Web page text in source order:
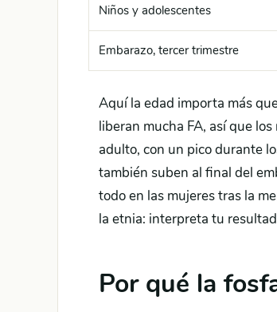
Niños y adolescentes
Embarazo, tercer trimestre
Aquí la edad importa más
liberan mucha FA, así que
adulto, con un pico durante
también suben al final del
todo en las mujeres tras la
la etnia: interpreta tu
Por qué la